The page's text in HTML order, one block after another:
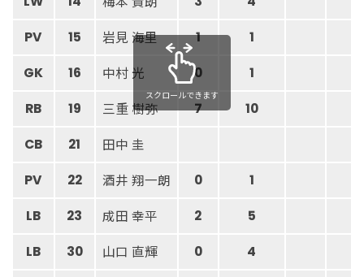
PV 15 岩見 海里 1 1
GK 16 中村 光 0 1
RB 19 三重 樹弥 7 10
CB 21 田中 圭
PV 22 酒井 翔一朗 0 1
LB 23 成田 幸平 2 5
LB 30 山口 直輝 0 4
スクロールできます